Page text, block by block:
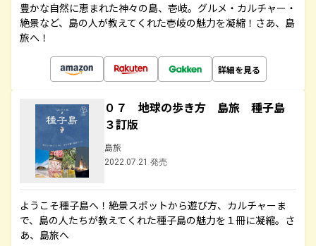
豊かな自然に恵まれた神々の島、壱岐。グルメ・カルチャー・
絶景など、島の人が教えてくれた壱岐の魅力を凝縮！さあ、島
旅へ！
詳細を見る
０７ 地球の歩き方 島旅 種子島
３訂版
島旅
2022.07.21 発売
ようこそ種子島へ！絶景スポットから遊び方、カルチャーま
で、島の人たちが教えてくれた種子島の魅力を１冊に凝縮。さ
あ、島旅へ